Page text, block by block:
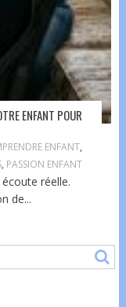
ENFANT POUR
ENFANT,
, PASSION ENFANT
réelle.
de...